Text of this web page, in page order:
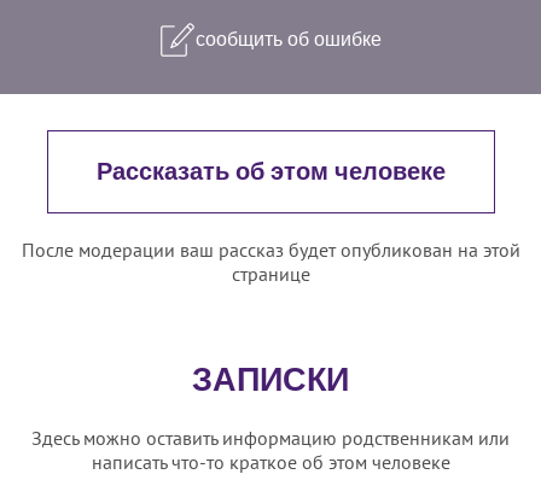
сообщить об ошибке
Рассказать об этом человеке
После модерации ваш рассказ будет опубликован на этой
странице
ЗАПИСКИ
Здесь можно оставить информацию родственникам или
написать что-то краткое об этом человеке